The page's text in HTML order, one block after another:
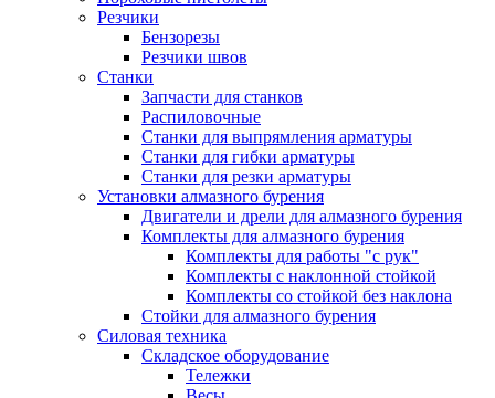
Резчики
Бензорезы
Резчики швов
Станки
Запчасти для станков
Распиловочные
Станки для выпрямления арматуры
Станки для гибки арматуры
Станки для резки арматуры
Установки алмазного бурения
Двигатели и дрели для алмазного бурения
Комплекты для алмазного бурения
Комплекты для работы "с рук"
Комплекты с наклонной стойкой
Комплекты со стойкой без наклона
Стойки для алмазного бурения
Силовая техника
Складское оборудование
Тележки